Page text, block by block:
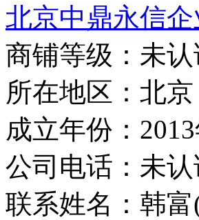
北京中鼎永信
商铺等级：未
所在地区：北京
成立年份：
公司电话： 未认
联系姓名：韩